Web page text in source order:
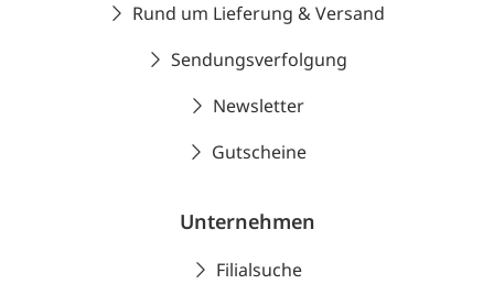
Rund um Lieferung & Versand
Sendungsverfolgung
Newsletter
Gutscheine
Unternehmen
Filialsuche